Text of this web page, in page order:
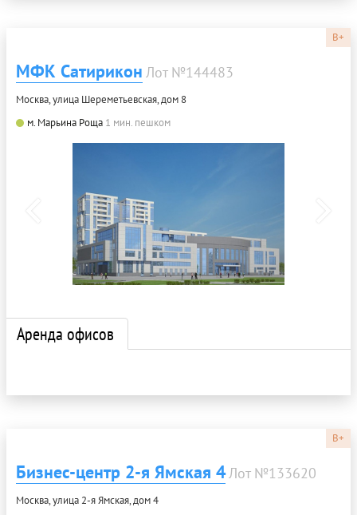
B+
МФК Сатирикон Лот №144483
Москва, улица Шереметьевская, дом 8
м. Марьина Роща 1 мин. пешком
Аренда офисов
B+
Бизнес-центр 2-я Ямская 4Лот №133620
Москва, улица 2-я Ямская, дом 4